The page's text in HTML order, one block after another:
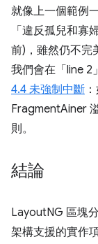
就像上一個範例
「違反孤兒和寡
前)，雖然仍不完
我們會在「line 2
4.4 未強制中斷
FragmentAiner
則。
結論
LayoutNG 區塊
架構支援的實作